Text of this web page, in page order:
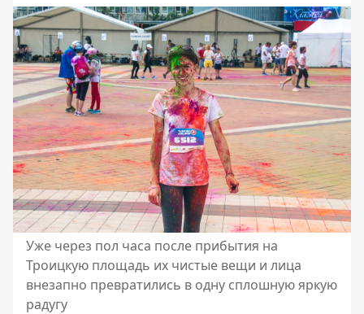
Уже через пол часа после прибытия на
Троицкую площадь их чистые вещи и лица
внезапно превратились в одну сплошную яркую
радугу